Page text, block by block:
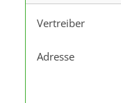
Vertreiber
Adresse